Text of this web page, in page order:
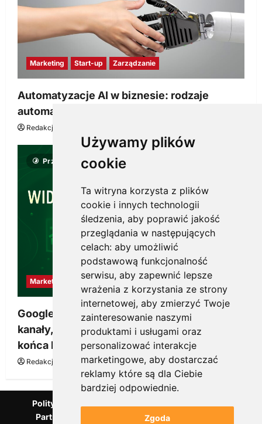
Używamy plików
cookie
Ta witryna korzysta z plików
cookie i innych technologii
śledzenia, aby poprawić jakość
przeglądania w następujących
celach: aby umożliwić
podstawową funkcjonalność
serwisu, aby zapewnić lepsze
wrażenia z korzystania ze strony
internetowej, aby zmierzyć Twoje
zainteresowanie naszymi
produktami i usługami oraz
personalizować interakcje
marketingowe, aby dostarczać
reklamy które są dla Ciebie
bardziej odpowiednie.
Zgoda
Marketing Start-up Zarządzanie
Automatyzacje AI w biznesie: rodzaje
automatyzacji i korzyści dla Twojej firmy
Redakcja KnowMore.pl
Przeczytano 8 minut
Marketing
Google Ads, SEO i analityka – jak połączyć
kanały, żeby reklama pracowała dłużej niż do
końca budżetu
Redakcja KnowMore.pl 20 marca, 2026 0
Polityka Prywatności
Partnerzy Mentora.pl
Słownik marketingowy